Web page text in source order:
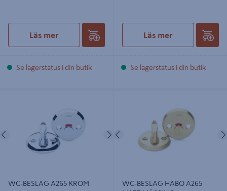
Läs mer
Se lagerstatus i din butik
Läs mer
Se lagerstatus i din butik
Föregående Nästa
WC-BESLAG A265 KROM
Föregående
WC-BESLAG HABO A265